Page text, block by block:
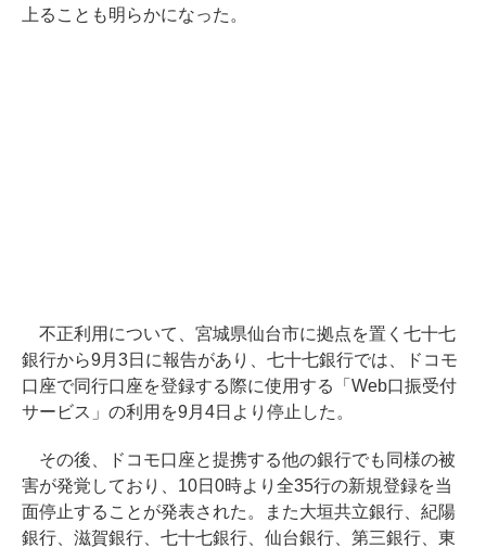
上ることも明らかになった。
不正利用について、宮城県仙台市に拠点を置く七十七
銀行から9月3日に報告があり、七十七銀行では、ドコモ
口座で同行口座を登録する際に使用する「Web口振受付
サービス」の利用を9月4日より停止した。
その後、ドコモ口座と提携する他の銀行でも同様の被
害が発覚しており、10日0時より全35行の新規登録を当
面停止することが発表された。また大垣共立銀行、紀陽
銀行、滋賀銀行、七十七銀行、仙台銀行、第三銀行、東